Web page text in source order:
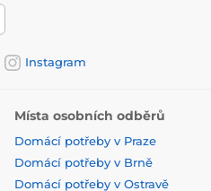
Instagram
Místa osobních odběrů
Domácí potřeby v Praze
Domácí potřeby v Brně
Domácí potřeby v Ostravě